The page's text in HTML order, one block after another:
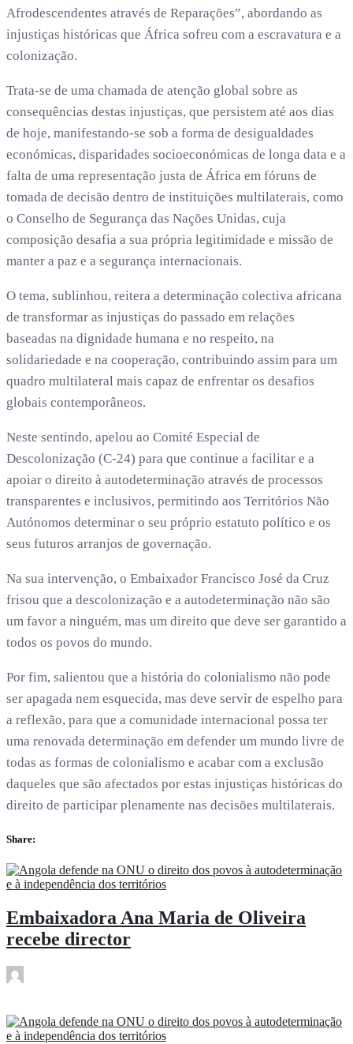
Afrodescendentes através de Reparações”, abordando as
injustiças históricas que África sofreu com a escravatura e a
colonização.
Trata-se de uma chamada de atenção global sobre as
consequências destas injustiças, que persistem até aos dias
de hoje, manifestando-se sob a forma de desigualdades
económicas, disparidades socioeconómicas de longa data e a
falta de uma representação justa de África em fóruns de
tomada de decisão dentro de instituições multilaterais, como
o Conselho de Segurança das Nações Unidas, cuja
composição desafia a sua própria legitimidade e missão de
manter a paz e a segurança internacionais.
O tema, sublinhou, reitera a determinação colectiva africana
de transformar as injustiças do passado em relações
baseadas na dignidade humana e no respeito, na
solidariedade e na cooperação, contribuindo assim para um
quadro multilateral mais capaz de enfrentar os desafios
globais contemporâneos.
Neste sentindo, apelou ao Comité Especial de
Descolonização (C-24) para que continue a facilitar e a
apoiar o direito à autodeterminação através de processos
transparentes e inclusivos, permitindo aos Territórios Não
Autónomos determinar o seu próprio estatuto político e os
seus futuros arranjos de governação.
Na sua intervenção, o Embaixador Francisco José da Cruz
frisou que a descolonização e a autodeterminação não são
um favor a ninguém, mas um direito que deve ser garantido a
todos os povos do mundo.
Por fim, salientou que a história do colonialismo não pode
ser apagada nem esquecida, mas deve servir de espelho para
a reflexão, para que a comunidade internacional possa ter
uma renovada determinação em defender um mundo livre de
todas as formas de colonialismo e acabar com a exclusão
daqueles que são afectados por estas injustiças históricas do
direito de participar plenamente nas decisões multilaterais.
Share:
Embaixadora Ana Maria de Oliveira
recebe director